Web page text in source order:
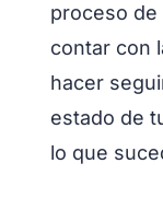
proceso de
contar con
hacer
estado de
lo que